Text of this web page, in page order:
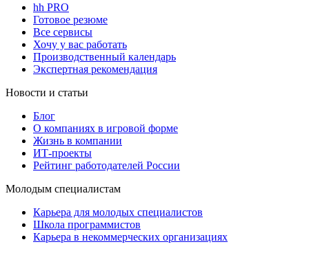
hh PRO
Готовое резюме
Все сервисы
Хочу у вас работать
Производственный календарь
Экспертная рекомендация
Новости и статьи
Блог
О компаниях в игровой форме
Жизнь в компании
ИТ-проекты
Рейтинг работодателей России
Молодым специалистам
Карьера для молодых специалистов
Школа программистов
Карьера в некоммерческих организациях